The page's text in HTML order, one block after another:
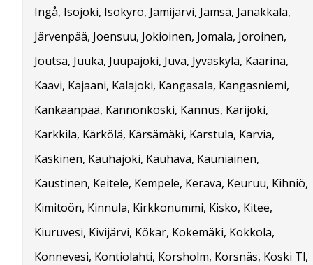
Ingå, Isojoki, Isokyrö, Jämijärvi, Jämsä, Janakkala,
Järvenpää, Joensuu, Jokioinen, Jomala, Joroinen,
Joutsa, Juuka, Juupajoki, Juva, Jyväskylä, Kaarina,
Kaavi, Kajaani, Kalajoki, Kangasala, Kangasniemi,
Kankaanpää, Kannonkoski, Kannus, Karijoki,
Karkkila, Kärkölä, Kärsämäki, Karstula, Karvia,
Kaskinen, Kauhajoki, Kauhava, Kauniainen,
Kaustinen, Keitele, Kempele, Kerava, Keuruu, Kihniö,
Kimitoön, Kinnula, Kirkkonummi, Kisko, Kitee,
Kiuruvesi, Kivijärvi, Kökar, Kokemäki, Kokkola,
Konnevesi, Kontiolahti, Korsholm, Korsnäs, Koski Tl,